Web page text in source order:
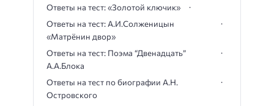
Ответы на тест: «Золотой ключик»
Ответы на тест: А.И.Солженицын
«Матрёнин двор»
Ответы на тест: Поэма “Двенадцать”
А.А.Блока
Ответы на тест по биографии А.Н.
Островского